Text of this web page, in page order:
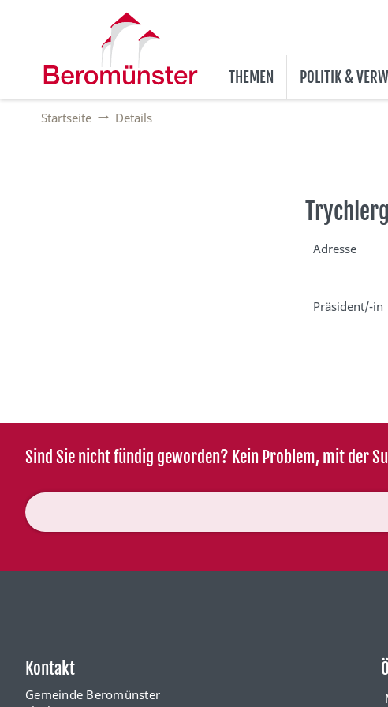
THEMEN POLITIK &
Startseite Details
Adresse
Präsident/-in
Sind Sie nicht fündig geworden? Kein Problem, mit der
Kontakt
Gemeinde Beromünster